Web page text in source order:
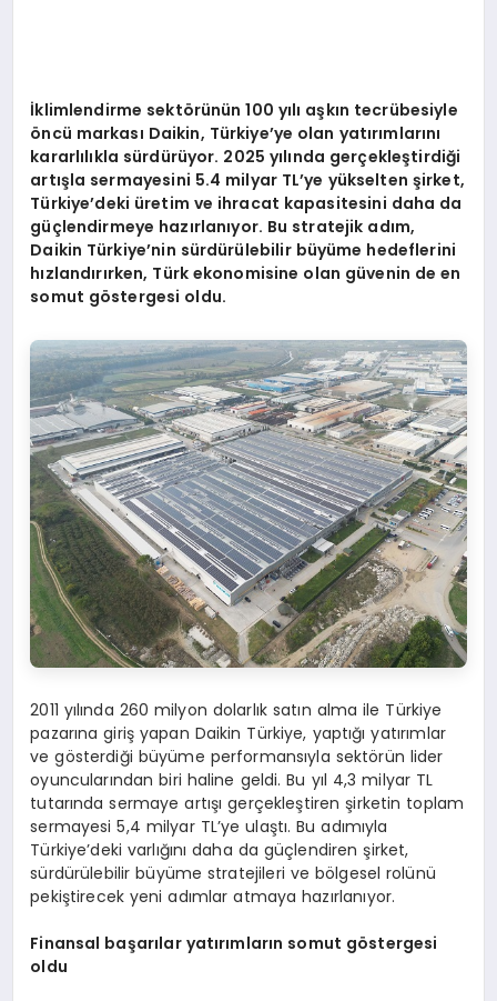
İklimlendirme sektörünün 100 yılı aşkın tecrübesiyle
öncü markası Daikin, Türkiye’ye olan yatırımlarını
kararlılıkla sürdürüyor. 2025 yılında gerçekleştirdiği
artışla sermayesini 5.4 milyar TL’ye yükselten şirket,
Türkiye’deki üretim ve ihracat kapasitesini daha da
güçlendirmeye hazırlanıyor. Bu stratejik adım,
Daikin Türkiye’nin sürdürülebilir büyüme hedeflerini
hızlandırırken, Türk ekonomisine olan güvenin de en
somut göstergesi oldu.
2011 yılında 260 milyon dolarlık satın alma ile Türkiye
pazarına giriş yapan Daikin Türkiye, yaptığı yatırımlar
ve gösterdiği büyüme performansıyla sektörün lider
oyuncularından biri haline geldi. Bu yıl 4,3 milyar TL
tutarında sermaye artışı gerçekleştiren şirketin toplam
sermayesi 5,4 milyar TL’ye ulaştı. Bu adımıyla
Türkiye’deki varlığını daha da güçlendiren şirket,
sürdürülebilir büyüme stratejileri ve bölgesel rolünü
pekiştirecek yeni adımlar atmaya hazırlanıyor.
Finansal başarılar yatırımların somut göstergesi
oldu